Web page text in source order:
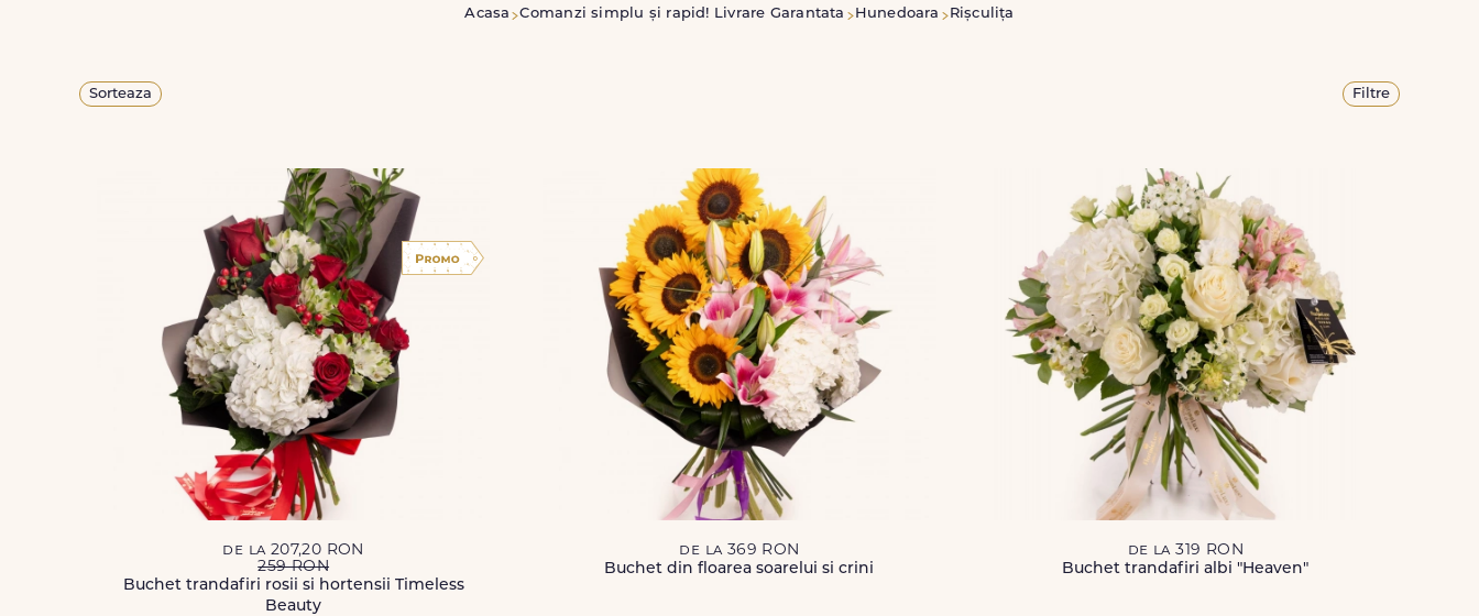
Acasa Comanzi simplu și rapid! Livrare Garantata Hunedoara Rișculița
Sorteaza Filtre
de la 207,20 RON
259 RON
Buchet trandafiri rosii si hortensii Timeless
Beauty
de la 369 RON
Buchet din floarea soarelui si crini
de la 319 RON
Buchet trandafiri albi "Heaven"